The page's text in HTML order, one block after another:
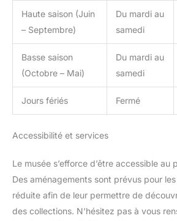
Haute saison (Juin
– Septembre)
Du mardi au
samedi
Basse saison
(Octobre – Mai)
Du mardi au
samedi
Jours fériés Fermé
Accessibilité et services
Le musée s’efforce d’être accessible au
Des aménagements sont prévus pour
réduite afin de leur permettre de
des collections. N’hésitez pas à vous